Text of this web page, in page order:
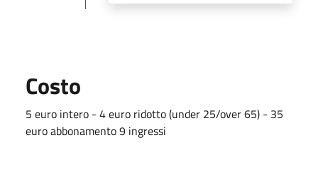
Costo
5 euro intero - 4 euro ridotto (under 25/over 65) - 35
euro abbonamento 9 ingressi